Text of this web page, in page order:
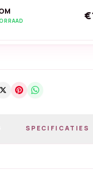
SPECIFICATIES